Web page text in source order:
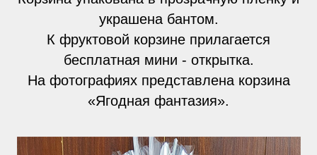
украшена бантом.
К фруктовой корзине прилагается
бесплатная мини - открытка.
На фотографиях представлена корзина
«Ягодная фантазия».